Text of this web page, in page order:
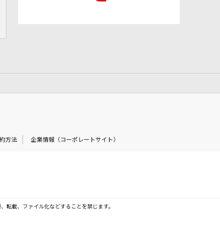
方法 企業情報（コーポレートサイト）
転載、ファイル化などすることを禁じます。